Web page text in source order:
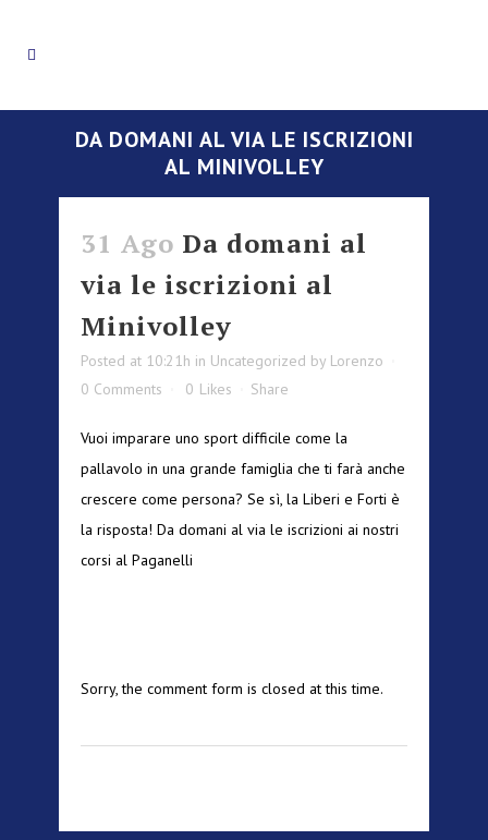
DA DOMANI AL VIA LE ISCRIZIONI
AL MINIVOLLEY
31 Ago Da domani al
via le iscrizioni al
Minivolley
Posted at 10:21h in Uncategorized by Lorenzo
0 Comments
0 Likes Share
Vuoi imparare uno sport difficile come la
pallavolo in una grande famiglia che ti farà anche
crescere come persona? Se sì, la Liberi e Forti è
la risposta! Da domani al via le iscrizioni ai nostri
corsi al Paganelli
Sorry, the comment form is closed at this time.